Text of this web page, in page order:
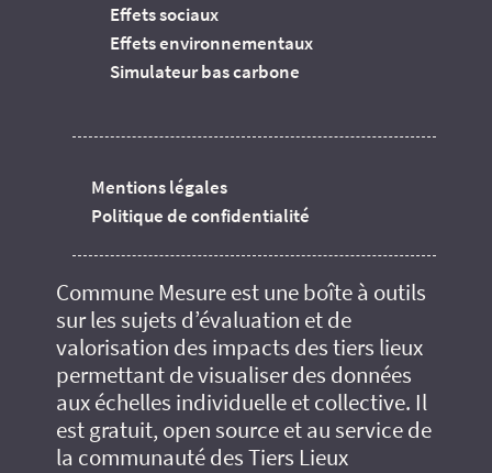
Effets sociaux
Effets environnementaux
Simulateur bas carbone
Mentions légales
Politique de confidentialité
Commune Mesure est une boîte à outils
sur les sujets d’évaluation et de
valorisation des impacts des tiers lieux
permettant de visualiser des données
aux échelles individuelle et collective. Il
est gratuit, open source et au service de
la communauté des Tiers Lieux